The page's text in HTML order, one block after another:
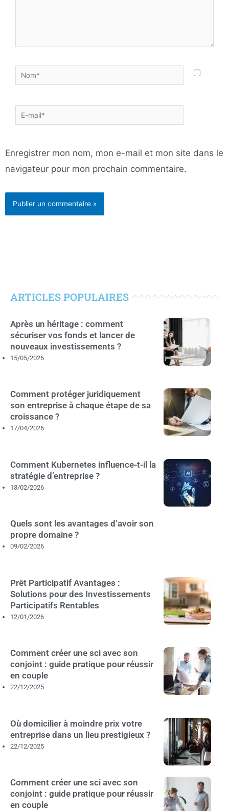
Nom*
E-
mail*
Enregistrer mon nom, mon e-mail et mon site dans le
navigateur pour mon prochain commentaire.
ARTICLES POPULAIRES
Après un héritage : comment
sécuriser vos fonds et lancer de
nouveaux investissements ?
15/05/2026
Comment protéger juridiquement
son entreprise à chaque étape de sa
croissance ?
17/04/2026
Comment Kubernetes influence-t-il la
stratégie d’entreprise ?
13/02/2026
Quels sont les avantages d’avoir son
propre domaine ?
09/02/2026
Prêt Participatif Avantages :
Solutions pour des Investissements
Participatifs Rentables
12/01/2026
Comment créer une sci avec son
conjoint : guide pratique pour réussir
en couple
22/12/2025
Où domicilier à moindre prix votre
entreprise dans un lieu prestigieux ?
22/12/2025
Comment créer une sci avec son
conjoint : guide pratique pour réussir
en couple